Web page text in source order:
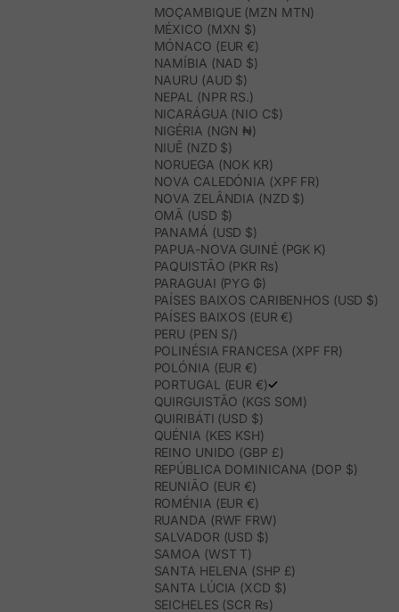
MOÇAMBIQUE (MZN MTN)
MÉXICO (MXN $)
MÓNACO (EUR €)
NAMÍBIA (NAD $)
NAURU (AUD $)
NEPAL (NPR RS.)
NICARÁGUA (NIO C$)
NIGÉRIA (NGN ₦)
NIUÊ (NZD $)
NORUEGA (NOK KR)
NOVA CALEDÓNIA (XPF FR)
NOVA ZELÂNDIA (NZD $)
OMÃ (USD $)
PANAMÁ (USD $)
PAPUA-NOVA GUINÉ (PGK K)
PAQUISTÃO (PKR ₨)
PARAGUAI (PYG ₲)
PAÍSES BAIXOS CARIBENHOS (USD $)
PAÍSES BAIXOS (EUR €)
PERU (PEN S/)
POLINÉSIA FRANCESA (XPF FR)
POLÓNIA (EUR €)
PORTUGAL (EUR €)
QUIRGUISTÃO (KGS SOM)
QUIRIBÁTI (USD $)
QUÉNIA (KES KSH)
REINO UNIDO (GBP £)
REPÚBLICA DOMINICANA (DOP $)
REUNIÃO (EUR €)
ROMÉNIA (EUR €)
RUANDA (RWF FRW)
SALVADOR (USD $)
SAMOA (WST T)
SANTA HELENA (SHP £)
SANTA LÚCIA (XCD $)
SEICHELES (SCR ₨)